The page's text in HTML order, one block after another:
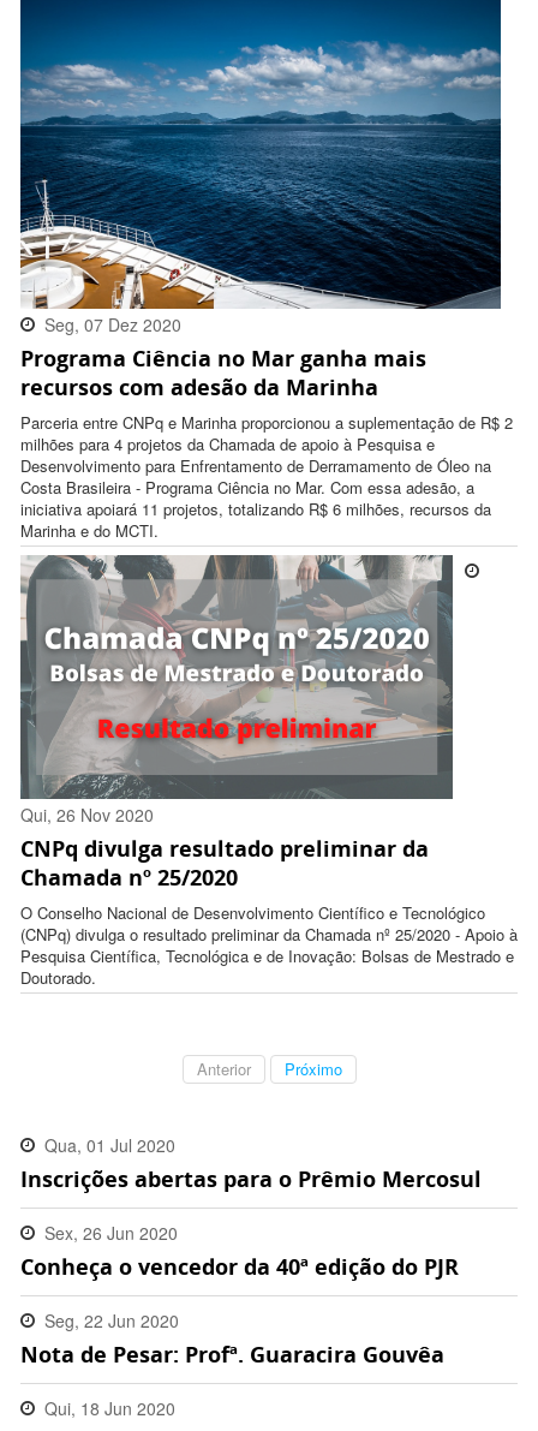
Seg, 07 Dez 2020
12:31:00 -0300
Programa Ciência no Mar ganha mais
recursos com adesão da Marinha
Parceria entre CNPq e Marinha proporcionou a suplementação de R$ 2
milhões para 4 projetos da Chamada de apoio à Pesquisa e
Desenvolvimento para Enfrentamento de Derramamento de Óleo na
Costa Brasileira - Programa Ciência no Mar. Com essa adesão, a
iniciativa apoiará 11 projetos, totalizando R$ 6 milhões, recursos da
Marinha e do MCTI.
Qui, 26 Nov 2020
17:37:00 -0300
CNPq divulga resultado preliminar da
Chamada nº 25/2020
O Conselho Nacional de Desenvolvimento Científico e Tecnológico
(CNPq) divulga o resultado preliminar da Chamada nº 25/2020 - Apoio à
Pesquisa Científica, Tecnológica e de Inovação: Bolsas de Mestrado e
Doutorado.
Anterior Próximo
Qua, 01 Jul 2020
16:26:00 -0300
Inscrições abertas para o Prêmio Mercosul
Sex, 26 Jun 2020
11:53:00 -0300
Conheça o vencedor da 40ª edição do PJR
Seg, 22 Jun 2020
15:13:00 -0300
Nota de Pesar: Profª. Guaracira Gouvêa
Qui, 18 Jun 2020